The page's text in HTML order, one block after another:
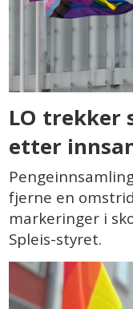
LO trekker
etter
fjerne en
markeringer i
Spleis-styret.